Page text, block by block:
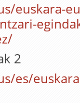
euskara-
2
es/